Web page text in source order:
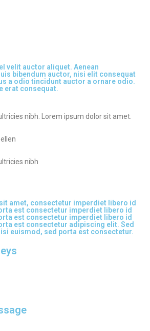
velit auctor aliquet. Aenean
bibendum auctor, nisi elit consequat
a odio tincidunt auctor a ornare odio.
erat consequat.
nibh. Lorem ipsum dolor sit amet.
nibh
amet, consectetur imperdiet libero id
est consectetur imperdiet libero id
est consectetur imperdiet libero id
est consectetur adipiscing elit. Sed
euismod, sed porta est consectetur.